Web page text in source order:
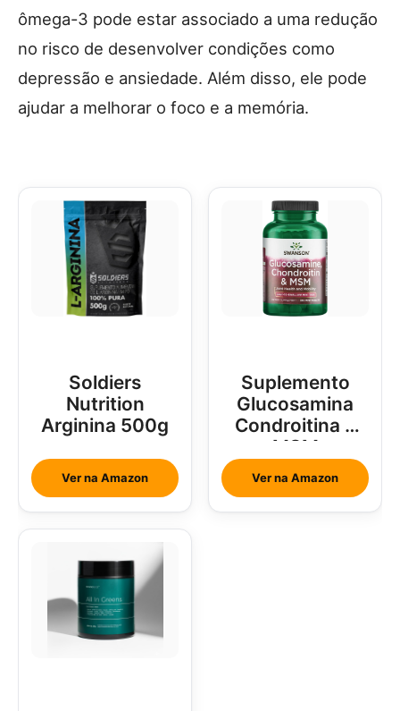
ômega-3 pode estar associado a uma redução
no risco de desenvolver condições como
depressão e ansiedade. Além disso, ele pode
ajudar a melhorar o foco e a memória.
Soldiers
Nutrition
Arginina 500g
Ver na Amazon
Suplemento
Glucosamina
Condroitina e
MSM
Ver na Amazon